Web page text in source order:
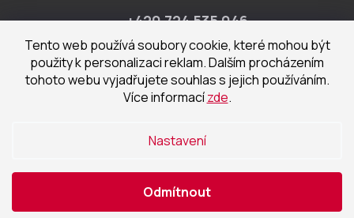
Tento web používá soubory cookie, které mohou být
použity k personalizaci reklam. Dalším procházením
tohoto webu vyjadřujete souhlas s jejich používáním.
Více informacízde.
Nastavení
Odmítnout
+420 724 535 046
Po-Pá 9:00 - 18:00 hod
obchod@cecetka.cz
370 01 České Budějovice